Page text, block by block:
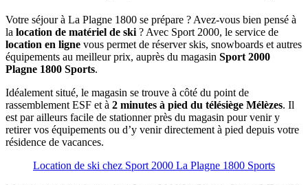
Votre séjour à La Plagne 1800 se prépare ? Avez-vous bien pensé à
la location de matériel de ski ? Avec Sport 2000, le service de
location en ligne vous permet de réserver skis, snowboards et autres
équipements au meilleur prix, auprès du magasin Sport 2000
Plagne 1800 Sports.
Idéalement situé, le magasin se trouve à côté du point de
rassemblement ESF et à 2 minutes à pied du télésiège Mélèzes. Il
est par ailleurs facile de stationner près du magasin pour venir y
retirer vos équipements ou d’y venir directement à pied depuis votre
résidence de vacances.
Location de ski chez Sport 2000 La Plagne 1800 Sports